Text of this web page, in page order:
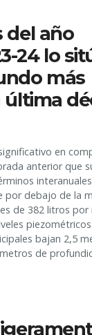
del año
24 lo
más
última
en
anterior que
por debajo de la
de 382 litros
bajan 2,5
de